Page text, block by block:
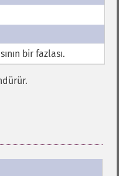
bir fazlası.